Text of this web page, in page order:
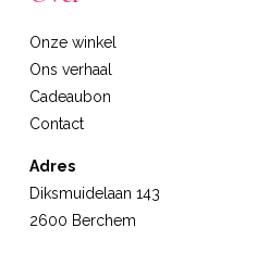
Onze winkel
Ons verhaal
Cadeaubon
Contact
Adres
Diksmuidelaan 143
2600 Berchem